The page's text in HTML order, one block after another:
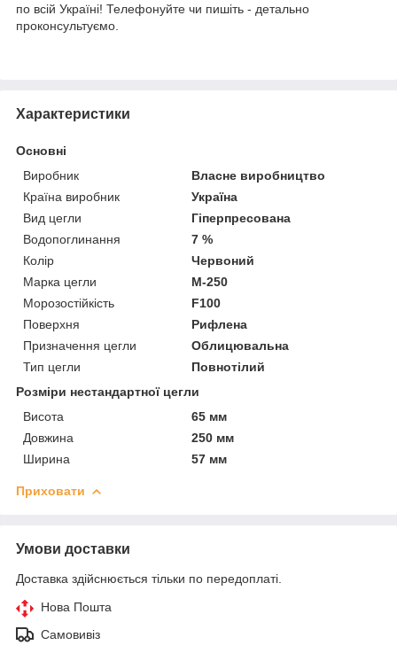
по всій Україні! Телефонуйте чи пишіть - детально
проконсультуємо.
Характеристики
Основні
Виробник
Власне виробництво
Країна виробник
Україна
Вид цегли
Гіперпресована
Водопоглинання
7 %
Колір
Червоний
Марка цегли
М-250
Морозостійкість
F100
Поверхня
Рифлена
Призначення цегли
Облицювальна
Тип цегли
Повнотілий
Розміри нестандартної цегли
Висота
65 мм
Довжина
250 мм
Ширина
57 мм
Приховати
Умови доставки
Доставка здійснюється тільки по передоплаті.
Нова Пошта
Самовивіз